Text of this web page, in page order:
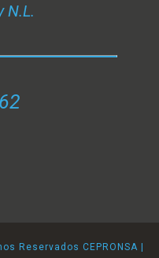
N.L.
Reservados CEPRONSA |